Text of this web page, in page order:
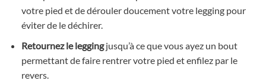
votre pied et de dérouler doucement votre legging pour
éviter de le déchirer.
Retournez le leggingjusqu’à ce que vous ayez un bout
permettant de faire rentrer votre pied et enfilez par le
revers.